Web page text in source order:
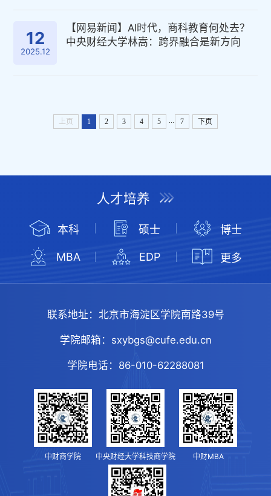
12
2025.12
【网易新闻】AI时代，商科教育何处去？
中央财经大学林嵩：跨界融合是新方向
上页 1 2 3 4 5 ... 7 下页
人才培养
本科 硕士 博士
MBA EDP 更多
联系地址： 北京市海淀区学院南路39号
学院邮箱： sxybgs@cufe.edu.cn
学院电话： 86-010-62288081
中财商学院 中央财经大学科技商学院 中财MBA